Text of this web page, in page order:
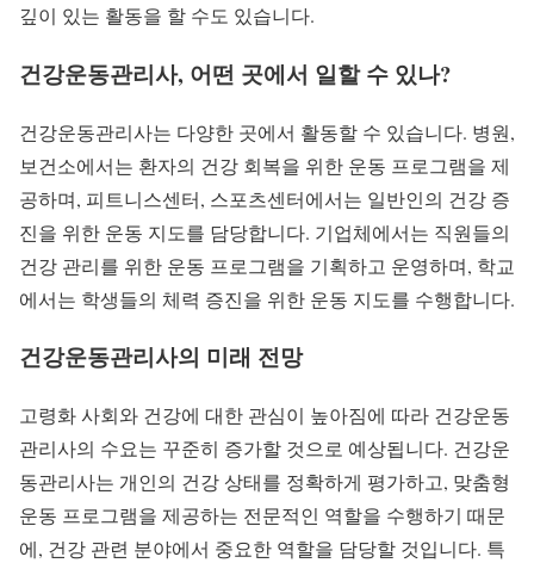
깊이 있는 활동을 할 수도 있습니다.
건강운동관리사, 어떤 곳에서 일할 수 있나?
건강운동관리사는 다양한 곳에서 활동할 수 있습니다. 병원,
보건소에서는 환자의 건강 회복을 위한 운동 프로그램을 제
공하며, 피트니스센터, 스포츠센터에서는 일반인의 건강 증
진을 위한 운동 지도를 담당합니다. 기업체에서는 직원들의
건강 관리를 위한 운동 프로그램을 기획하고 운영하며, 학교
에서는 학생들의 체력 증진을 위한 운동 지도를 수행합니다.
건강운동관리사의 미래 전망
고령화 사회와 건강에 대한 관심이 높아짐에 따라 건강운동
관리사의 수요는 꾸준히 증가할 것으로 예상됩니다. 건강운
동관리사는 개인의 건강 상태를 정확하게 평가하고, 맞춤형
운동 프로그램을 제공하는 전문적인 역할을 수행하기 때문
에, 건강 관련 분야에서 중요한 역할을 담당할 것입니다. 특